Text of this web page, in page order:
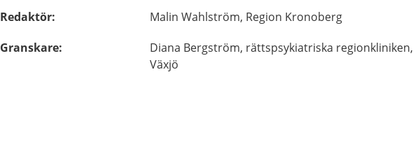
Redaktör: Malin Wahlström, Region Kronoberg
Granskare: Diana Bergström, rättspsykiatriska regionkliniken,
Växjö